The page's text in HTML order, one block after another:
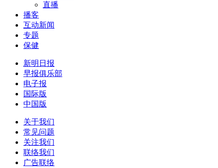
直播
播客
互动新闻
专题
保健
新明日报
早报俱乐部
电子报
国际版
中国版
关于我们
常见问题
关注我们
联络我们
广告联络